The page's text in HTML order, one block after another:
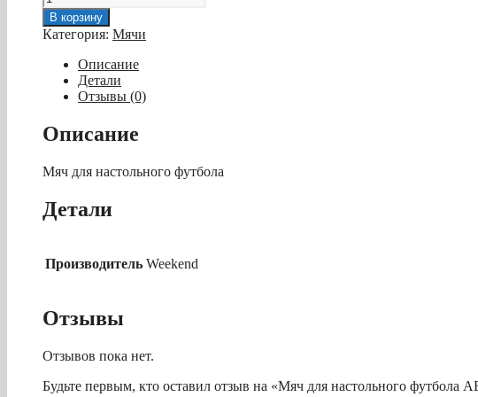
товара
Мяч
настольного
футбола
AE-
Pro,
профессиональный
35
(красный)
В корзину
Категория: Мячи
Описание
Детали
Отзывы (0)
Описание
Мяч для настольного футбола
Детали
Производитель Weekend
Отзывы
Отзывов пока нет.
Будьте первым, кто оставил отзыв на «Мяч для настольного футбола